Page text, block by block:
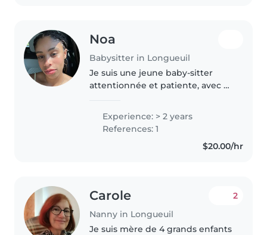
Noa
Babysitter in Longueuil
Je suis une jeune baby-sitter
attentionnée et patiente, avec 2
d'enfants. J'ai travaillé avec des
bébés, des tout-petits, des
enfants d'âge préscolaire, des..
Experience: > 2 years
References: 1
$20.00/hr
Carole
Nanny in Longueuil
2
Je suis mère de 4 grands enfants